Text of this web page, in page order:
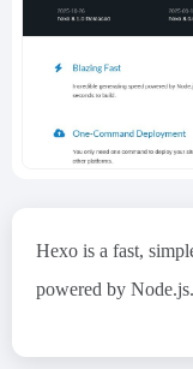
Hexo is a fast,
powered by Node.js.